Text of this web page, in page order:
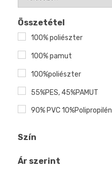
Összetétel
100% poliészter
100% pamut
100%poliészter
55%PES, 45%PAMUT
90% PVC 10%Polipropilén
Szín
Ár szerint